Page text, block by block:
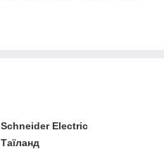
Schneider Electric
Таїланд